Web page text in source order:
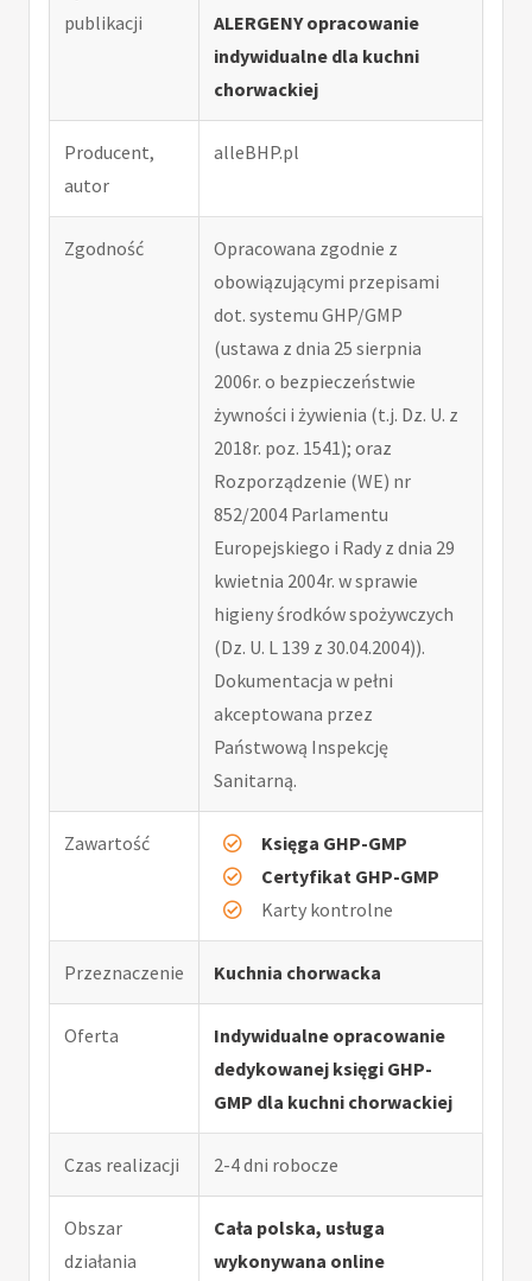
publikacji
ALERGENY opracowanie
indywidualne dla kuchni
chorwackiej
Producent,
autor
alleBHP.pl
Zgodność
Opracowana zgodnie z
obowiązującymi przepisami
dot. systemu GHP/GMP
(ustawa z dnia 25 sierpnia
2006r. o bezpieczeństwie
żywności i żywienia (t.j. Dz. U. z
2018r. poz. 1541); oraz
Rozporządzenie (WE) nr
852/2004 Parlamentu
Europejskiego i Rady z dnia 29
kwietnia 2004r. w sprawie
higieny środków spożywczych
(Dz. U. L 139 z 30.04.2004)).
Dokumentacja w pełni
akceptowana przez
Państwową Inspekcję
Sanitarną.
Zawartość
Księga GHP-GMP
Certyfikat GHP-GMP
Karty kontrolne
Przeznaczenie Kuchnia chorwacka
Oferta
Indywidualne opracowanie
dedykowanej księgi GHP-
GMP dla kuchni chorwackiej
Czas realizacji 2-4 dni robocze
Obszar
działania
Cała polska, usługa
wykonywana online